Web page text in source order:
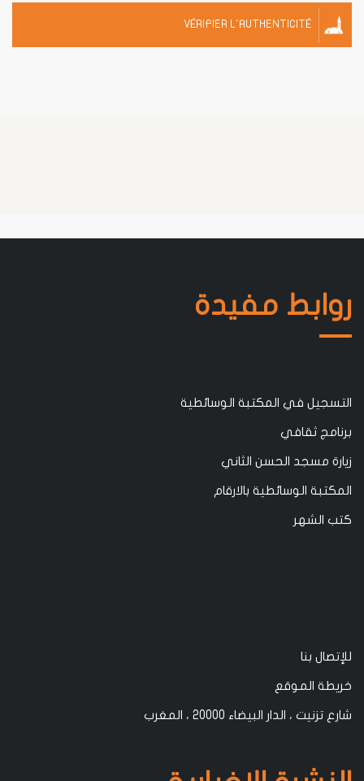
VÉRIFIER L'AUTHENTICITÉ
روابط مفيدة
التسجيل في المكتبة الوسائطية
برنامج ثقافي
زيارة مسجد الحسن الثاني
المكتبة الوسائطية بالارقام
كتب الشهر
للإتصال بنا
خريطة الموقع
شارع تزنيت ، الدار البيضاء 20000 ، المغرب